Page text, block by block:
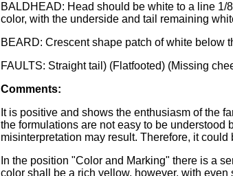
BALDHEAD: Head should be white to a line
color, with the underside and tail remaining
BEARD: Crescent shape patch of white below
FAULTS: Straight tail) (Flatfooted) (Missing
Comments:
It is positive and shows the enthusiasm of the
the formulations are not easy to be understood
misinterpretation may result. Therefore, it
In the position "Color and Marking" there is a
color shall be a rich yellow, however, with